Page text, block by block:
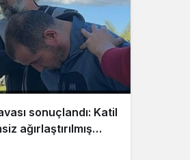
sonuçlandı: Katil
ağırlaştırılmış
verildi